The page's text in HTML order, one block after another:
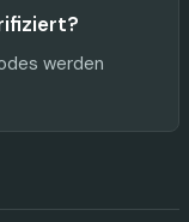
werden